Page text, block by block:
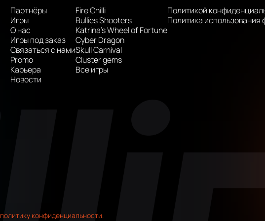
Партнёры
Игры
О нас
Игры под заказ
Связаться с нами
Promo
Карьера
Новости
Fire Chilli
Bullies Shooters
Katrina’s Wheel of Fortune
Cyber Dragon
Skull Carnival
Cluster gems
Все игры
Политикой
Политика использования
политику конфиденциальности.